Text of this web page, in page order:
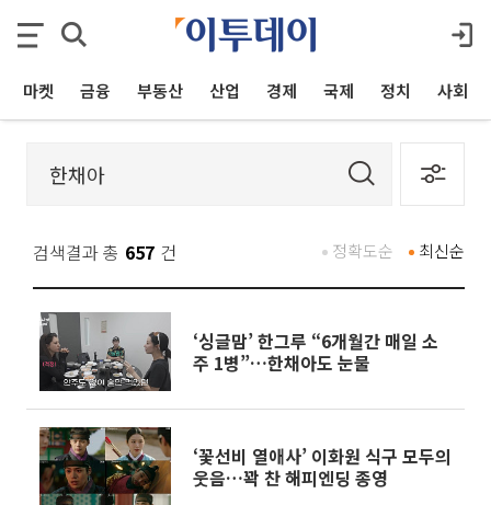
마켓 금융 부동산 산업 경제 국제 정치 사회
검색결과 총 657 건 최신순
정확도순
‘싱글맘’ 한그루 “6개월간 매일 소
주 1병”…한채아도 눈물
‘꽃선비 열애사’ 이화원 식구 모두의
웃음…꽉 찬 해피엔딩 종영